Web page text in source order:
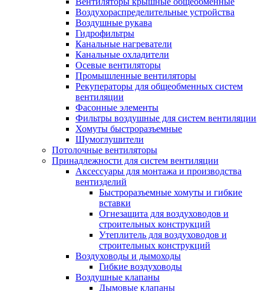
Воздухораспределительные устройства
Воздушные рукава
Гидрофильтры
Канальные нагреватели
Канальные охладители
Осевые вентиляторы
Промышленные вентиляторы
Рекуператоры для общеобменных систем
вентиляции
Фасонные элементы
Фильтры воздушные для систем вентиляции
Хомуты быстроразъемные
Шумоглушители
Потолочные вентиляторы
Принадлежности для систем вентиляции
Аксессуары для монтажа и производства
вентизделий
Быстроразъемные хомуты и гибкие
вставки
Огнезащита для воздуховодов и
строительных конструкций
Утеплитель для воздуховодов и
строительных конструкций
Воздуховоды и дымоходы
Гибкие воздуховоды
Воздушные клапаны
Дымовые клапаны